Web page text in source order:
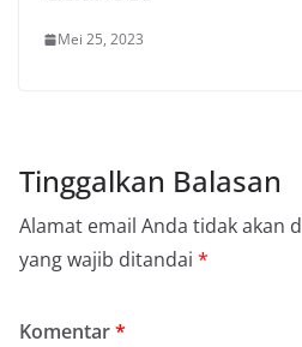
Mei 25, 2023
Tinggalkan Balasan
Alamat email Anda tidak akan
yang wajib ditandai *
Komentar*